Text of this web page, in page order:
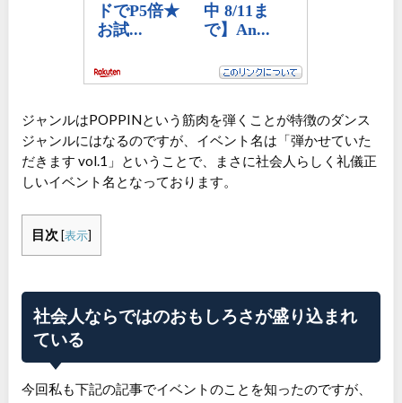
ジャンルはPOPPINという筋肉を弾くことが特徴のダンス
ジャンルにはなるのですが、イベント名は「弾かせていた
だきます vol.1」ということで、まさに社会人らしく礼儀正
しいイベント名となっております。
目次 [表示]
社会人ならではのおもしろさが盛り込まれ
ている
今回私も下記の記事でイベントのことを知ったのですが、